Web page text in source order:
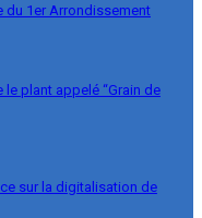
du 1er Arrondissement
le plant appelé “Grain de
sur la digitalisation de